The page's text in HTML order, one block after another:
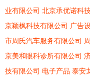
业有限公司 北京承优诺科
京颖枫科技有限公司 广告
市周氏汽车服务有限公司
京美和眼科诊所有限公司
技有限公司 电子产品 泰安